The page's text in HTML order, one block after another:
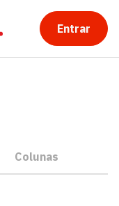
Entrar
Colunas